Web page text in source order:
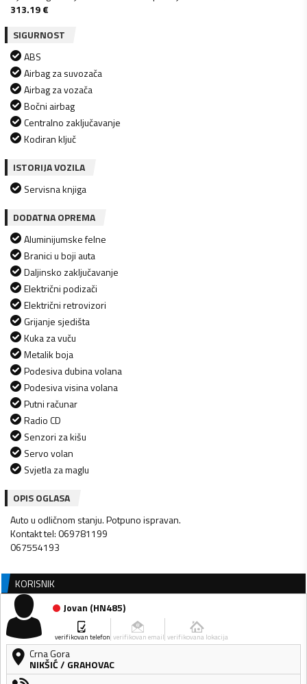
313.19€
SIGURNOST
ABS
Airbag za suvozača
Airbag za vozača
Bočni airbag
Centralno zaključavanje
Kodiran ključ
ISTORIJA VOZILA
Servisna knjiga
DODATNA OPREMA
Aluminijumske felne
Branici u boji auta
Daljinsko zaključavanje
Električni podizači
Električni retrovizori
Grijanje sjedišta
Kuka za vuču
Metalik boja
Podesiva dubina volana
Podesiva visina volana
Putni računar
Radio CD
Senzori za kišu
Servo volan
Svjetla za maglu
OPIS OGLASA
Auto u odličnom stanju. Potpuno ispravan.
Kontakt tel: 069781199
067554193
KORISNIK
Jovan (HN485)
verifikovan telefon verifikovan email verifikovana lokacija
Crna Gora
NIKŠIĆ/ GRAHOVAC